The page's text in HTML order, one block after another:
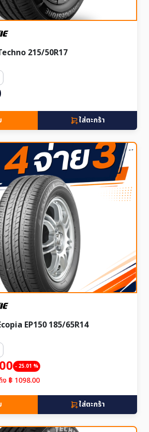
215/50R17
ใส่ตะกร้า
EP150 185/65R14
- 25.01 %
฿ 1098.00
ใส่ตะกร้า